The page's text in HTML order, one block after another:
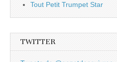
Tout Petit Trumpet Star
TWITTER